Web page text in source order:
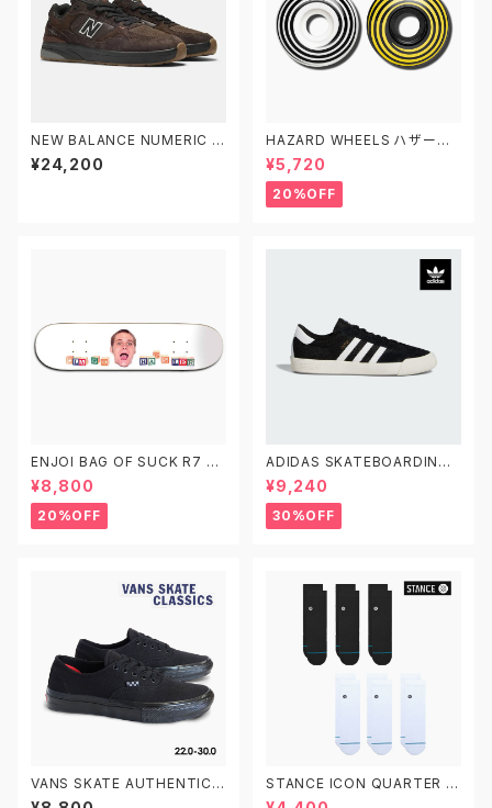
NEW BALANCE NUMERIC ニ
ューバランス ヌメリック アンドリ
ュー・レイノルズ 933 NM933
¥24,200
HAZARD WHEELS ハザード
ウィール CITY PARK+ RADIA
L SWIRL スケートボード 51M
M/53MM/55MM/60MM 101
A
¥5,720
20%OFF
ENJOI BAG OF SUCK R7 DE
CK エンジョイ スケートボード
デッキ スケボー 8.25
¥8,800
20%OFF
ADIDAS SKATEBOARDING
NORA GV6777 26.0-29.0
アディダス スケートボーディング
ノラ 黒白
¥9,240
30%OFF
VANS SKATE AUTHENTIC V
N0A5FC8BKA 22.0-30.0 ヴ
STANCE ICON QUARTER 3
PACK A356A21IQP スタンス